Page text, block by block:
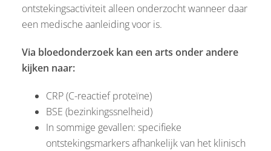
ontstekingsactiviteit alleen onderzocht wanneer daar
een medische aanleiding voor is.
Via bloedonderzoek kan een arts onder andere
kijken naar:
CRP (C-reactief proteïne)
BSE (bezinkingssnelheid)
In sommige gevallen: specifieke
ontstekingsmarkers afhankelijk van het klinisch